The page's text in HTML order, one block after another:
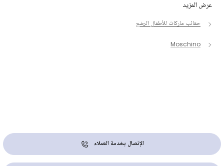
عرض المزيد
حقائب ماركات للأطفال الرضع
Moschino
الإتصال بخدمة العملاء